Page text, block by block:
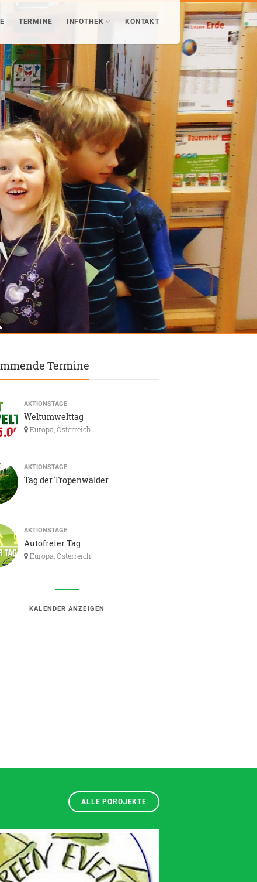
TERMINE INFOTHEK KONTAKT
Termine
AKTIONSTAGE
Weltumwelttag
Europa, Österreich
AKTIONSTAGE
Tag der Tropenwälder
AKTIONSTAGE
Autofreier Tag
Europa, Österreich
KALENDER ANZEIGEN
ALLE POROJEKTE